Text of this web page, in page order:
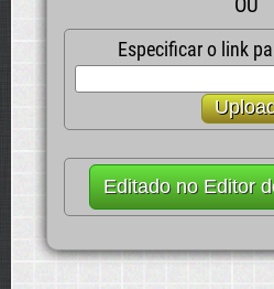
Especificar o link
Editado no Editor